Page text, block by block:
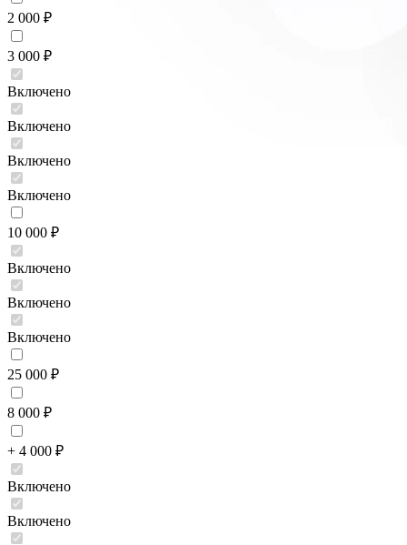
2 000 ₽
3 000 ₽
Включено
Включено
Включено
Включено
10 000 ₽
Включено
Включено
Включено
25 000 ₽
8 000 ₽
+ 4 000 ₽
Включено
Включено